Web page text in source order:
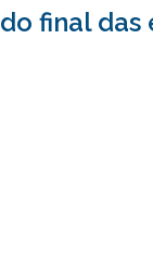
final das